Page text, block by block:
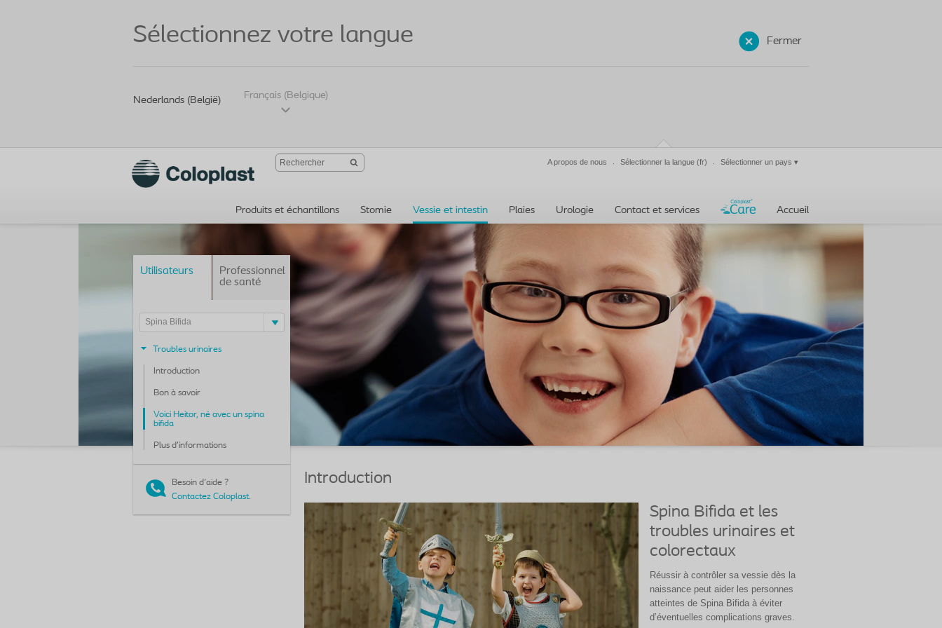
Fermer
Sélectionnez votre langue
Nederlands (België) Français (Belgique)
A propos de nous Sélectionner la langue (fr) Sélectionner un pays ▾
Produits et échantillons Stomie Vessie et intestin Plaies Urologie Contact et services Accueil
Utilisateurs
Spina Bifida
Troubles urinaires
Introduction
Bon à savoir
Voici Heitor, né avec un spina
bifida
Plus d’informations
Professionnel
de santé
Besoin d'aide ?
Contactez Coloplast.
Introduction
Spina Bifida et les
troubles urinaires et
colorectaux
Réussir à contrôler sa vessie dès la
naissance peut aider les personnes
atteintes de Spina Bifida à éviter
d’éventuelles complications graves.